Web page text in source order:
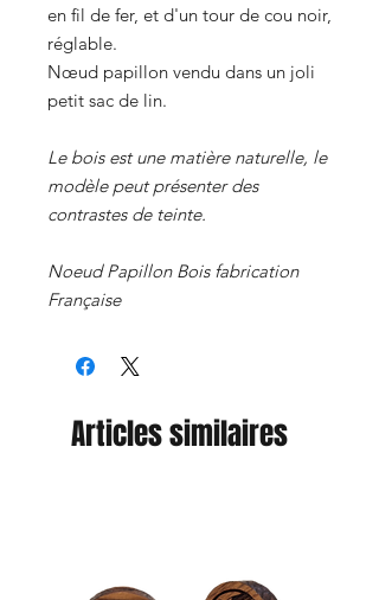
en fil de fer, et d'un tour de cou noir,
réglable.
Nœud papillon vendu dans un joli
petit sac de lin.
Le bois est une matière naturelle, le
modèle peut présenter des
contrastes de teinte.
Noeud Papillon Bois fabrication
Française
Articles similaires